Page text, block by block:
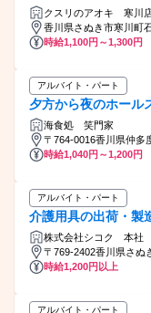
クスリのアオキ 寒川
香川県さぬき市寒川町
時給1,100円～1,300円
アルバイト・パート
夕方から夜のホール
海食処 笑門家
〒764-0016香川県仲多
時給1,040円～1,200円
アルバイト・パート
介護用具の出荷・製
株式会社シコク 本社
〒769-2402香川県さぬ
時給1,200円以上
アルバイト・パート